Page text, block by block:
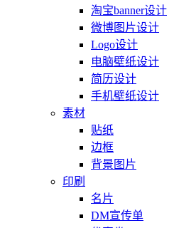
淘宝banner设计
微博图片设计
Logo设计
电脑壁纸设计
简历设计
手机壁纸设计
素材
贴纸
边框
背景图片
印刷
名片
DM宣传单